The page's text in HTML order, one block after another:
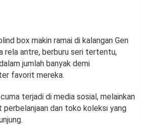
box makin ramai di kalangan Gen
rela antre, berburu seri tertentu,
jumlah banyak demi
favorit mereka.
terjadi di media sosial, melainkan
dan toko koleksi yang